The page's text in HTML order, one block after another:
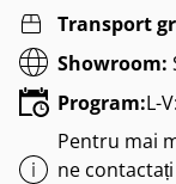
Transport
Showroom:
Program:L-
Pentru mai
ne